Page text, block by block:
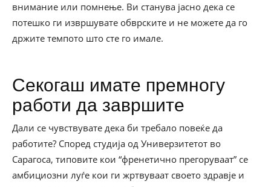
внимание или помнење. Ви станува јасно дека се
потешко ги извршувате обврските и не можете да го
држите темпото што сте го имале.
Секогаш имате премногу
работи да завршите
Дали се чувствувате дека би требало повеќе да
работите? Според студија од Универзитетот во
Сарагоса, типовите кои “френетично прегоруваат” се
амбициозни луѓе кои ги жртвуваат своето здравје и